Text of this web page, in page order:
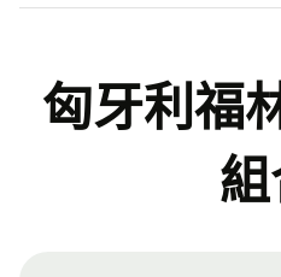
匈牙利福